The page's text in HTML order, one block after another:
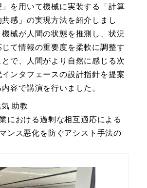
」を用いて機械に実装する「計算
共感」の実現方法を紹介しまし
機械が人間の状態を推測し、状況
じて情報の重要度を柔軟に調整す
とで、人間がより自然に感じる次
インタフェースの設計指針を提案
容で講演を行いました。
助教
における過剰な相互適応による
ンス悪化を防ぐアシスト手法の